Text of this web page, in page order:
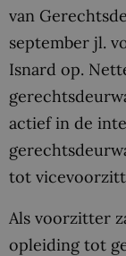
van
september jl.
Isnard op.
actief in de
tot
Als voorzitter
opleiding tot